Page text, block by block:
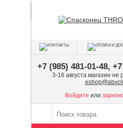
+7 (985) 481-01-48,
3-16 августа магазин
Войдите или